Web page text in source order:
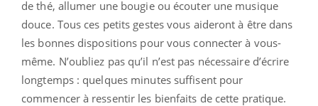
de thé, allumer une bougie ou écouter une musique
douce. Tous ces petits gestes vous aideront à être dans
les bonnes dispositions pour vous connecter à vous-
même. N’oubliez pas qu’il n’est pas nécessaire d’écrire
longtemps : quelques minutes suffisent pour
commencer à ressentir les bienfaits de cette pratique.